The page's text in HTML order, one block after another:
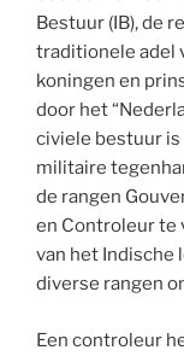
Bestuur (IB), de
traditionele adel
koningen en
door het
civiele bestuur
militaire
de rangen
en Controleur te
van het Indische
diverse rangen
Een controleur